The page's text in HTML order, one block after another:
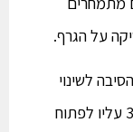
לשינוי
אם לטעמו אין סיבה לשינוי של 3% עליו לפתוח